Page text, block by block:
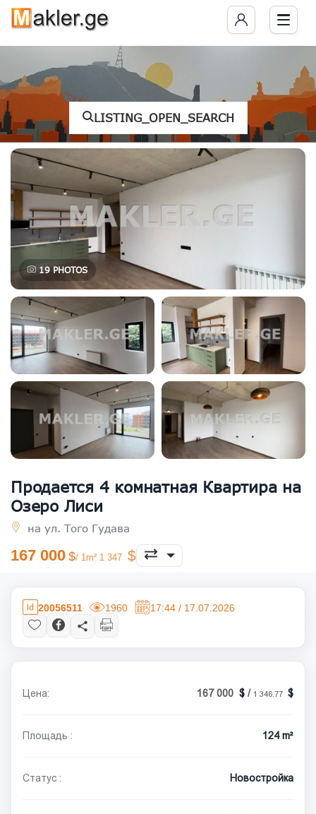
LISTING_OPEN_SEARCH
19PHOTOS
Продается 4 комнатная Квартира на
Озеро Лиси
на ул. Того Гудава
167 000 / 1m² 1 347
20056511 1960 17:44 / 17.07.2026
Цена: 167 000 / 1 346.77
Площадь : 124 m²
Статус : Новостройка